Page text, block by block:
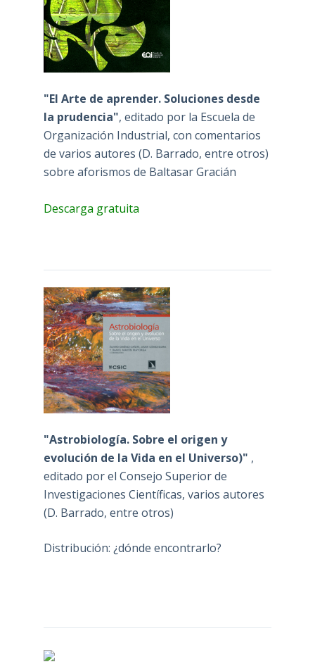
"El Arte de aprender. Soluciones desde
la prudencia", editado por la Escuela de
Organización Industrial, con comentarios
de varios autores (D. Barrado, entre otros)
sobre aforismos de Baltasar Gracián
Descarga gratuita
"Astrobiología. Sobre el origen y
evolución de la Vida en el Universo)" ,
editado por el Consejo Superior de
Investigaciones Científicas, varios autores
(D. Barrado, entre otros)
Distribución: ¿dónde encontrarlo?